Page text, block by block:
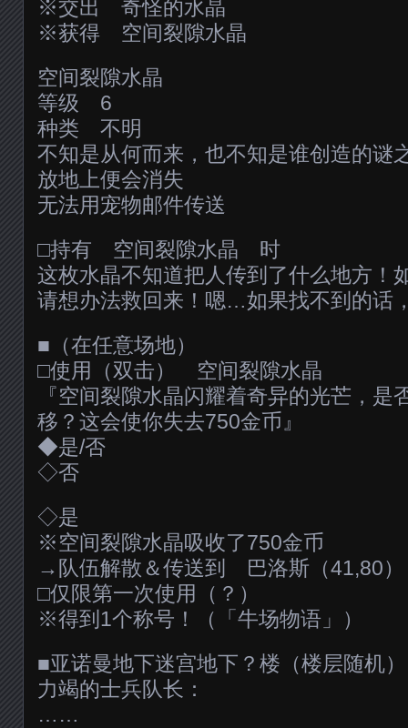
※交出 奇怪的水晶
※获得 空间裂隙水晶
空间裂隙水晶
等级 6
种类 不明
不知是从何而来，也不知是谁创造的谜
放地上便会消失
无法用宠物邮件传送
□持有 空间裂隙水晶 时
这枚水晶不知道把人传到了什么地方！
请想办法救回来！嗯…如果找不到的话
■（在任意场地）
□使用（双击） 空间裂隙水晶
『空间裂隙水晶闪耀着奇异的光芒，是
移？这会使你失去750金币』
◆是/否
◇否
◇是
※空间裂隙水晶吸收了750金币
→队伍解散＆传送到 巴洛斯（41,80）
□仅限第一次使用（？）
※得到1个称号！（「牛场物语」）
■亚诺曼地下迷宫地下？楼（楼层随机）
力竭的士兵队长：
……